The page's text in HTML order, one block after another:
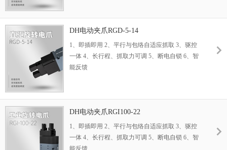
DH电动夹爪RGD-5-14
1、即插即用 2、平行与包络自适应抓取 3、驱控
一体 4、长行程、抓取力可调 5、断电自锁 6、智
能反馈
DH电动夹爪RGI100-22
1、即插即用 2、平行与包络自适应抓取 3、驱控
一体 4、长行程、抓取力可调 5、断电自锁 6、智